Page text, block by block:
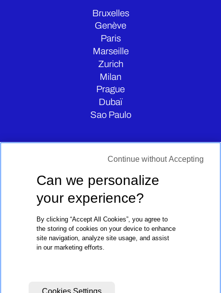
Bruxelles
Genève
Paris
Marseille
Zurich
Milan
Prague
Dubaï
Sao Paulo
CONTATE-NOS
Can we personalize
your experience?
By clicking “Accept All Cookies”, you agree to
the storing of cookies on your device to enhance
site navigation, analyze site usage, and assist
in our marketing efforts.
Cookies Settings
Continue without Accepting